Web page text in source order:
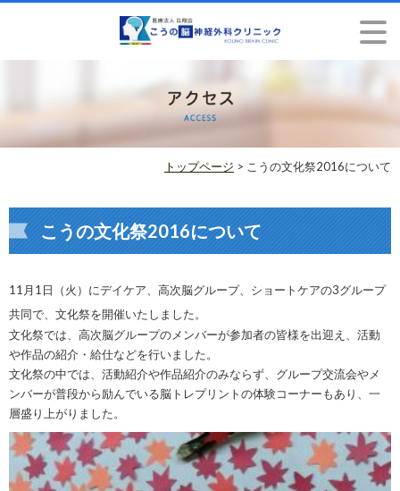
トップページ > こうの文化祭2016について
こうの文化祭2016について
11月1日（火）にデイケア、高次脳グループ、ショートケアの3グループ
共同で、文化祭を開催いたしました。
文化祭では、高次脳グループのメンバーが参加者の皆様を出迎え、活動
や作品の紹介・給仕などを行いました。
文化祭の中では、活動紹介や作品紹介のみならず、グループ交流会やメ
ンバーが普段から励んでいる脳トレプリントの体験コーナーもあり、一
層盛り上がりました。